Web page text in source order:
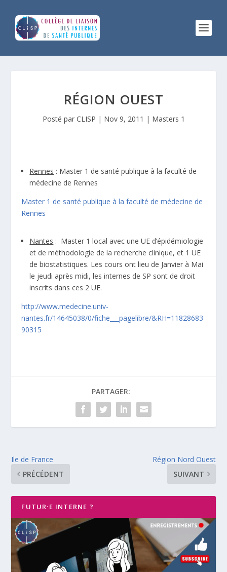
RÉGION OUEST
Posté par CLISP | Nov 9, 2011 | Masters 1
Rennes : Master 1 de santé publique à la faculté de
médecine de Rennes
Master 1 de santé publique à la faculté de médecine de
Rennes
Nantes : Master 1 local avec une UE d’épidémiologie
et de méthodologie de la recherche clinique, et 1 UE
de biostatistiques. Les cours ont lieu de Janvier à Mai
le jeudi après midi, les internes de SP sont de droit
inscrits dans ces 2 UE.
http://www.medecine.univ-
nantes.fr/14645038/0/fiche___pagelibre/&RH=11828683
90315
PARTAGER:
Ile de France
PRÉCÉDENT
Région Nord Ouest
SUIVANT
FUTUR·E INTERNE ?